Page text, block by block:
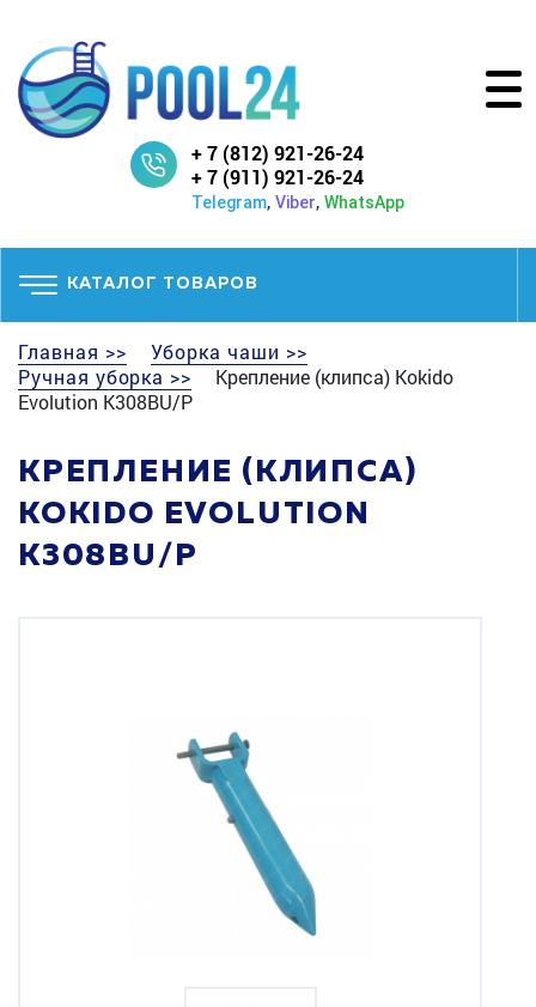
+ 7 (812) 921-26-24
+ 7 (911) 921-26-24
Telegram, Viber, WhatsApp
КАТАЛОГ ТОВАРОВ
Главная >>
Уборка чаши >>
Ручная уборка >>
Крепление (клипса) Kokido
Evolution K308BU/P
КРЕПЛЕНИЕ (КЛИПСА)
KOKIDO EVOLUTION
K308BU/P